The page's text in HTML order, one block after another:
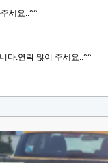
세요..^^
다.연락 많이 주세요..^^